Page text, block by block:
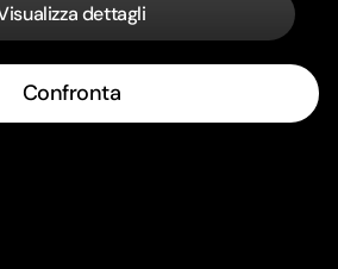
dettagli
Confronta